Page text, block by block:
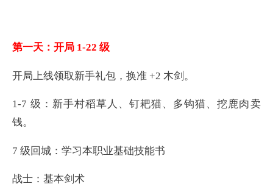
第一天：开局 1-22 级
开局上线领取新手礼包，换准 +2 木剑。
1-7 级：新手村稻草人、钉耙猫、多钩猫、挖鹿肉卖
钱。
7 级回城：学习本职业基础技能书
战士：基本剑术